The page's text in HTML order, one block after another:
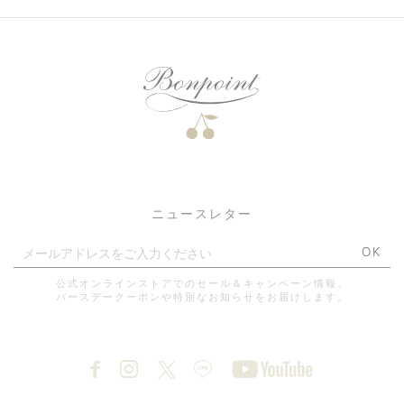
ニュースレター
OK
公式オンラインストアでのセール＆キャンペーン情報、
バースデークーポンや特別なお知らせをお届けします。